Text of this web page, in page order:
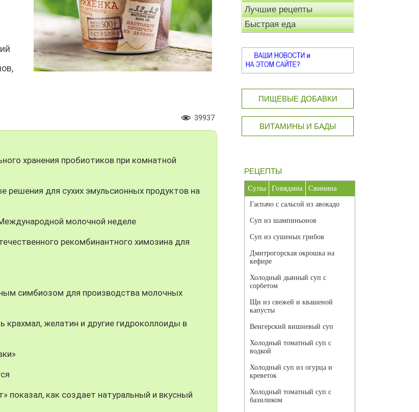
39937
хранения пробиотиков при комнатной
решения для сухих эмульсионных продуктов на
молочной неделе
рекомбинантного химозина для
симбиозом для производства молочных
желатин и другие гидроколлоиды в
показал, как создает натуральный и вкусный
Лучшие рецепты
Быстрая еда
ПИЩЕВЫЕ ДОБАВКИ
ВИТАМИНЫ И БАДЫ
РЕЦЕПТЫ
Супы Говядина Свинина
Гаспачо с сальсой из авокадо
Суп из шампиньонов
Суп из сушеных грибов
Дмитрогорская окрошка на
кефире
Холодный дынный суп с
сорбетом
Щи из свежей и квашеной
капусты
Венгерский вишневый суп
Холодный томатный суп с
водкой
Холодный суп из огурца и
креветок
Холодный томатный суп с
базиликом